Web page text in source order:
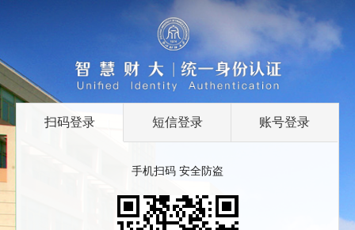
扫码登录 短信登录 账号登录
手机扫码 安全防盗